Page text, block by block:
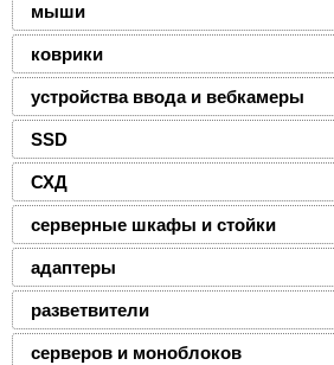
мыши
коврики
устройства ввода и вебкамеры
SSD
СХД
серверные шкафы и стойки
адаптеры
разветвители
серверов и моноблоков